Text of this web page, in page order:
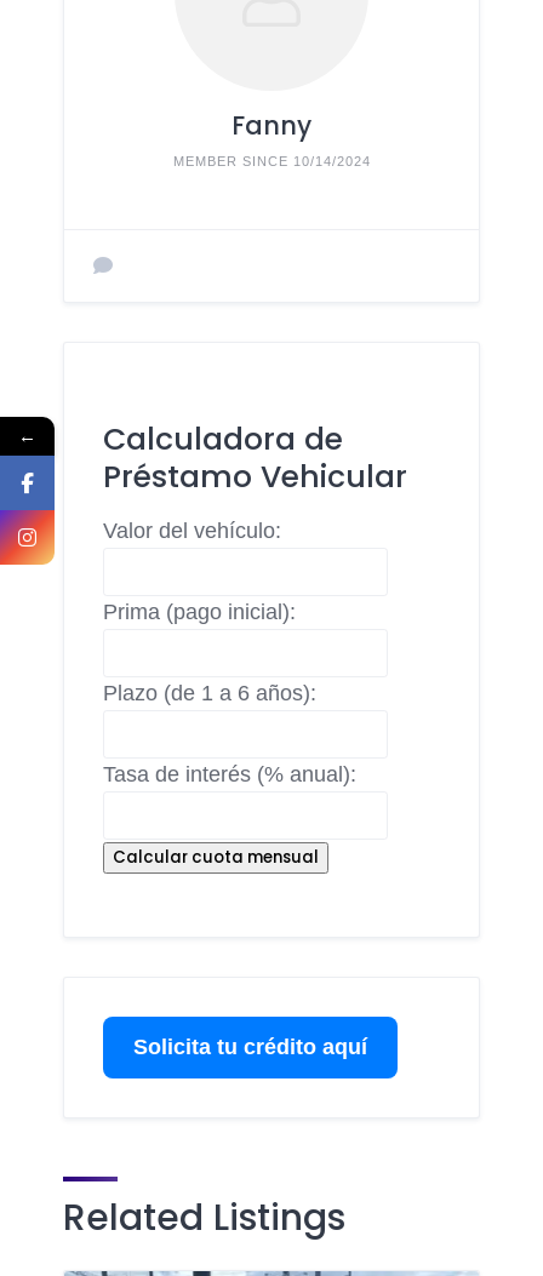
Fanny
MEMBER SINCE 10/14/2024
Calculadora de
Préstamo Vehicular
Valor del vehículo:
Prima (pago inicial):
Plazo (de 1 a 6 años):
Tasa de interés (% anual):
Calcular cuota mensual
Solicita tu crédito aquí
Related Listings
←